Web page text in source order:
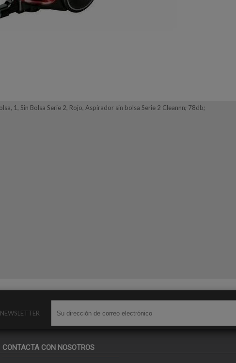
1, Sin Bolsa Serie 2, Rojo, Aspirador sin bolsa Serie 2 Cleannn; 78db;
CONTACTA CON NOSOTROS